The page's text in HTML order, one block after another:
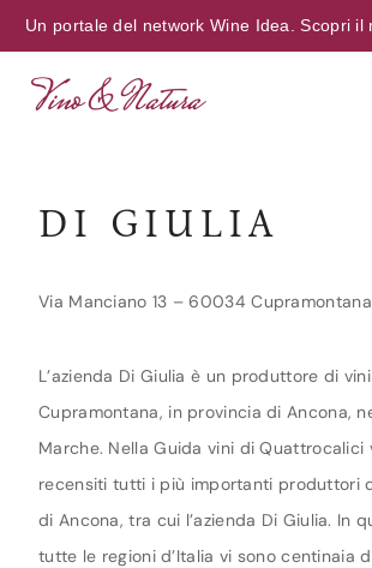
Un portale del network Wine Idea. Scopri
DI GIULIA
Via Manciano 13 – 60034
L’azienda Di Giulia è un produttore di
Cupramontana, in provincia di Ancona,
Marche. Nella Guida vini di Quattrocalici
recensiti tutti i più importanti produttori
di Ancona, tra cui l’azienda Di Giulia. In
tutte le regioni d’Italia vi sono centinaia